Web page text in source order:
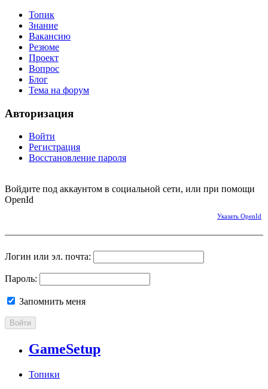
Топик
Знание
Вакансию
Резюме
Проект
Вопрос
Блог
Тема на форум
Авторизация
Войти
Регистрация
Восстановление пароля
Войдите под аккаунтом в социальной сети, или при помощи
OpenId
Указать OpenId
Логин или эл. почта:
Пароль:
Запомнить меня
Войти
GameSetup
Топики